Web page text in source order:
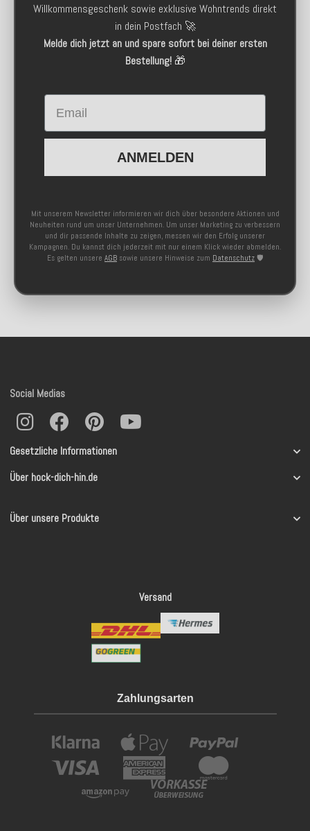
Willkommensgeschenk sowie exklusive Wohntrends direkt
in dein Postfach 🚀
Melde dich jetzt an und spare sofort bei deiner ersten
Bestellung!🎁
Email
ANMELDEN
Mit unserem Newsletter informieren wir dich über besondere Aktionen und
Neuheiten rund um unser Unternehmen. Um unser Marketing zu verbessern
und dir passende Inhalte zu zeigen, messen wir den Erfolg unserer
Kampagnen. Du kannst dich jederzeit mit nur einem Klick wieder abmelden.
Es gelten unsere AGB sowie unsere Hinweise zum Datenschutz 🛡️
Gesetzliche Informationen
Über hock-dich-hin.de
Über unsere Produkte
Social Medias
Versand
Zahlungsarten